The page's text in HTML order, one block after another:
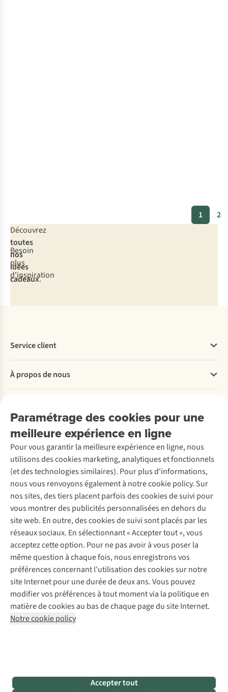
1 2
Besoin
plus
d'inspiration
Découvrez
toutes
nos
idées
cadeaux.
Paramétrage des cookies pour une
meilleure expérience en ligne
Pour vous garantir la meilleure expérience en ligne, nous
utilisons des cookies marketing, analytiques et fonctionnels
(et des technologies similaires). Pour plus d'informations,
nous vous renvoyons également à notre cookie policy. Sur
nos sites, des tiers placent parfois des cookies de suivi pour
vous montrer des publicités personnalisées en dehors du
site web. En outre, des cookies de suivi sont placés par les
réseaux sociaux. En sélectionnant « Accepter tout », vous
acceptez cette option. Pour ne pas avoir à vous poser la
même question à chaque fois, nous enregistrons vos
préférences concernant l’utilisation des cookies sur notre
site Internet pour une durée de deux ans. Vous pouvez
modifier vos préférences à tout moment via la politique en
matière de cookies au bas de chaque page du site Internet.
Notre cookie policy
Accepter tout
Service client
Commander
Payer
Retourner
Rétractation d'une commande
Entretien & réparations
Garantie
Contactez-nous
À propos de nous
Entreprise responsable
À propos d’Ayacucho
Nos magasins
À propos d’A.S.Adventure
Déclaration d'accessibilité
Location / Location sports d’hiver
Seconde-main
Entretien de ski
Service de lavage
Entretien de chaussures
Réparation de chaussures
Réparation de vêtements
Retouches
Pour les entreprises
Découvrez
A.S.Magazine
Explore Camp
Gear Check
Expertise & conseils
Abonnez-vous à la newsletter
Suivez-nous
Mentions légales
Politique de confidentialité
Conditions générales
Cookie Policy